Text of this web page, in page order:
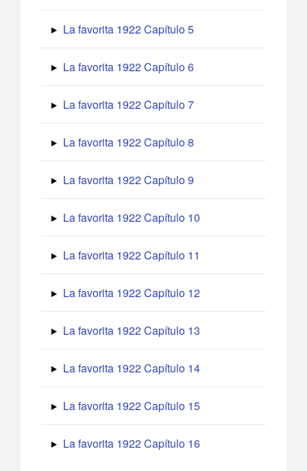
La favorita 1922 Capítulo 5
La favorita 1922 Capítulo 6
La favorita 1922 Capítulo 7
La favorita 1922 Capítulo 8
La favorita 1922 Capítulo 9
La favorita 1922 Capítulo 10
La favorita 1922 Capítulo 11
La favorita 1922 Capítulo 12
La favorita 1922 Capítulo 13
La favorita 1922 Capítulo 14
La favorita 1922 Capítulo 15
La favorita 1922 Capítulo 16